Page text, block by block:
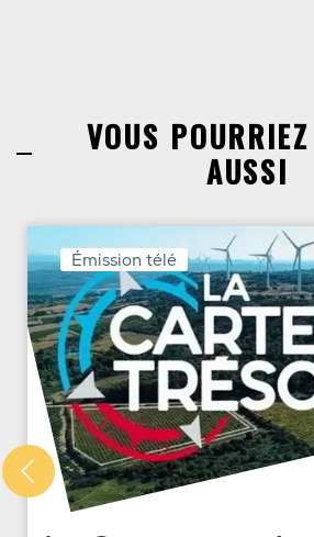
VOUS
AUSSI
Émission télé